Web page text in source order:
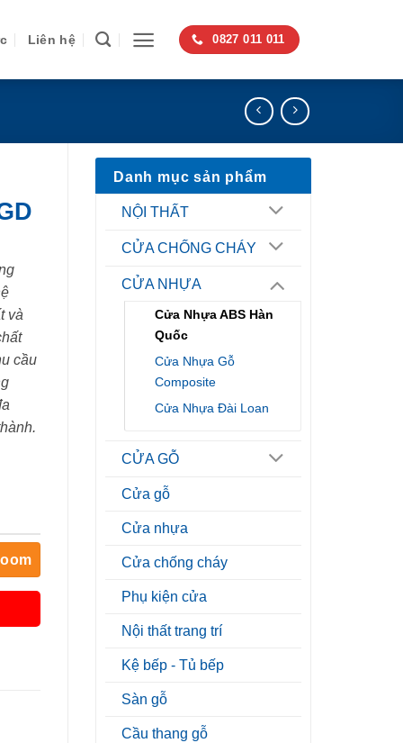
Liên hệ 0827 011 011
Danh mục sản phẩm
NỘI THẤT
CỬA CHỐNG CHÁY
CỬA NHỰA
Cửa Nhựa ABS Hàn
Quốc
Cửa Nhựa Gỗ
Composite
Cửa Nhựa Đài Loan
CỬA GỖ
Cửa gỗ
Cửa nhựa
Cửa chống cháy
Phụ kiện cửa
Nội thất trang trí
Kệ bếp - Tủ bếp
Sàn gỗ
Cầu thang gỗ
và
cầu